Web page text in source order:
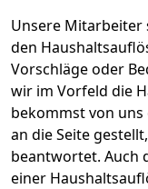
Unsere Mitarbeiter
den
Vorschläge oder
wir im Vorfeld die
bekommst von
an die Seite
beantwortet. Auch
einer